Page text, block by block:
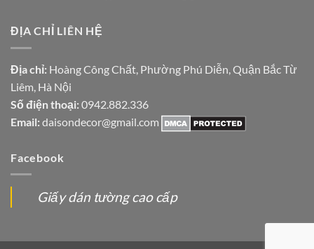
ĐỊA CHỈ LIÊN HỆ
Địa chỉ: Hoàng Công Chất, Phường Phú Diễn, Quận Bắc Từ
Liêm, Hà Nội
Số điện thoại: 0942.882.336
Email: daisondecor@gmail.com
Facebook
Giấy dán tường cao cấp